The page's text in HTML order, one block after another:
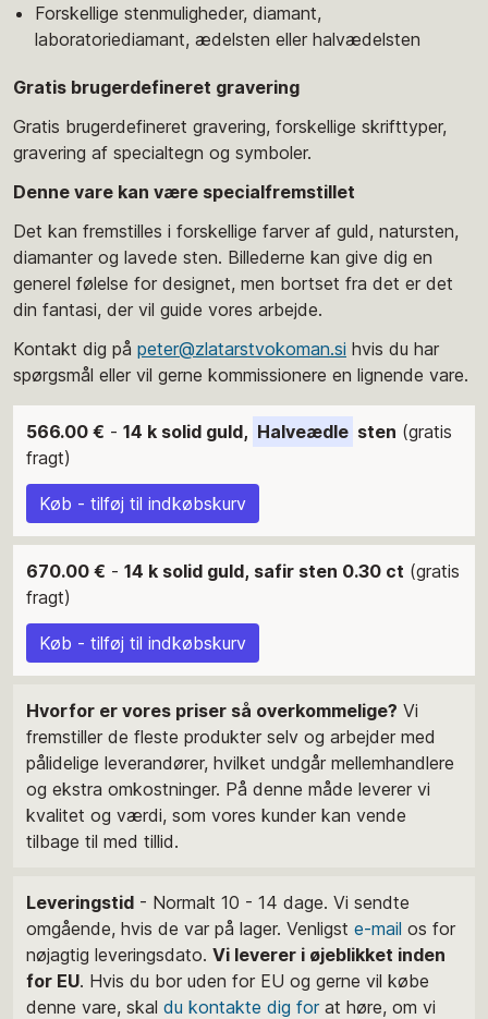
Forskellige stenmuligheder, diamant,
laboratoriediamant, ædelsten eller halvædelsten
Gratis brugerdefineret gravering
Gratis brugerdefineret gravering, forskellige skrifttyper,
gravering af specialtegn og symboler.
Denne vare kan være specialfremstillet
Det kan fremstilles i forskellige farver af guld, natursten,
diamanter og lavede sten. Billederne kan give dig en
generel følelse for designet, men bortset fra det er det
din fantasi, der vil guide vores arbejde.
Kontakt dig på peter@zlatarstvokoman.si hvis du har
spørgsmål eller vil gerne kommissionere en lignende vare.
566.00 € - 14 k solid guld, Halveædle sten (gratis
fragt)
Køb - tilføj til indkøbskurv
670.00 € - 14 k solid guld, safir sten 0.30 ct (gratis
fragt)
Køb - tilføj til indkøbskurv
Hvorfor er vores priser så overkommelige? Vi
fremstiller de fleste produkter selv og arbejder med
pålidelige leverandører, hvilket undgår mellemhandlere
og ekstra omkostninger. På denne måde leverer vi
kvalitet og værdi, som vores kunder kan vende
tilbage til med tillid.
Leveringstid - Normalt 10 - 14 dage. Vi sendte
omgående, hvis de var på lager. Venligst e-mail os for
nøjagtig leveringsdato. Vi leverer i øjeblikket inden
for EU. Hvis du bor uden for EU og gerne vil købe
denne vare, skal du kontakte dig forat høre, om vi